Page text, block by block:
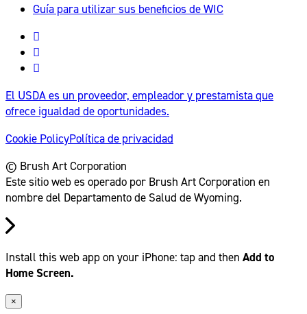
Guía para utilizar sus beneficios de WIC
El USDA es un proveedor, empleador y prestamista que
ofrece igualdad de oportunidades.
Cookie PolicyPolítica de privacidad
© Brush Art Corporation
Este sitio web es operado por Brush Art Corporation en
nombre del Departamento de Salud de Wyoming.
Install this web app on your iPhone: tapand then Add to
Home Screen.
×